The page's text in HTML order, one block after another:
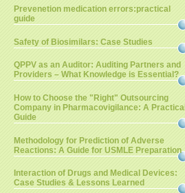
Prevenetion medication errors:practical
guide
Safety of Biosimilars: Case Studies
QPPV as an Auditor: Auditing Partners and
Providers – What Knowledge is Essential?
How to Choose the "Right" Outsourcing
Company in Pharmacovigilance: A Practical
Guide
Methodology for Prediction of Adverse
Reactions: A Guide for USMLE Preparation
Interaction of Drugs and Medical Devices:
Case Studies & Lessons Learned